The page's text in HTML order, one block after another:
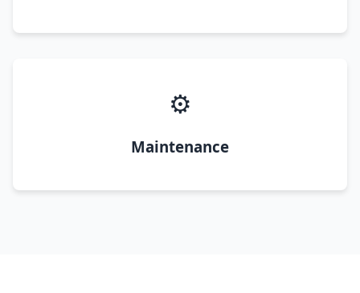
⚙️
Maintenance